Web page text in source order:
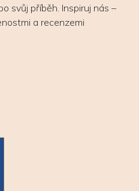
svůj příběh. Inspiruj nás –
a recenzemi